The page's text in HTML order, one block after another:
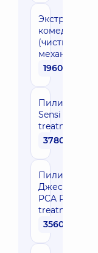
Экстракция
комедонов
(чистка лица
механическая)
1960 грн
Пилинг
Sensi Peel
treatment
3780 грн
Пилинг
Джесснера
PCA Peel®
treatment
3560 грн